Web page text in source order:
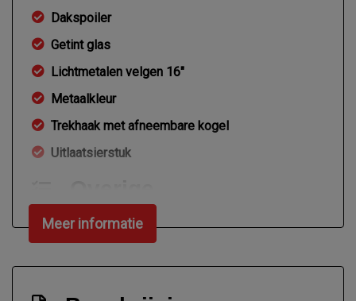
Dakspoiler
Getint glas
Lichtmetalen velgen 16"
Metaalkleur
Trekhaak met afneembare kogel
Uitlaatsierstuk
Anti blokkeer systeem
Meer informatie